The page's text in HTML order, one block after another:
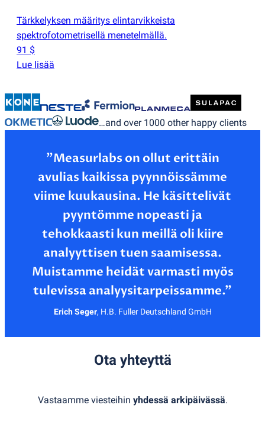
Tärkkelyksen määritys elintarvikkeista
spektrofotometrisellä menetelmällä.
91 $
Lue lisää
…and over 1000 other happy clients
”Measurlabs on ollut erittäin
avulias kaikissa pyynnöissämme
viime kuukausina. He käsittelivät
pyyntömme nopeasti ja
tehokkaasti kun meillä oli kiire
analyyttisen tuen saamisessa.
Muistamme heidät varmasti myös
Erich Seger, H.B. Fuller Deutschland GmbH
Ota yhteyttä
Vastaamme viesteihin yhdessä arkipäivässä.